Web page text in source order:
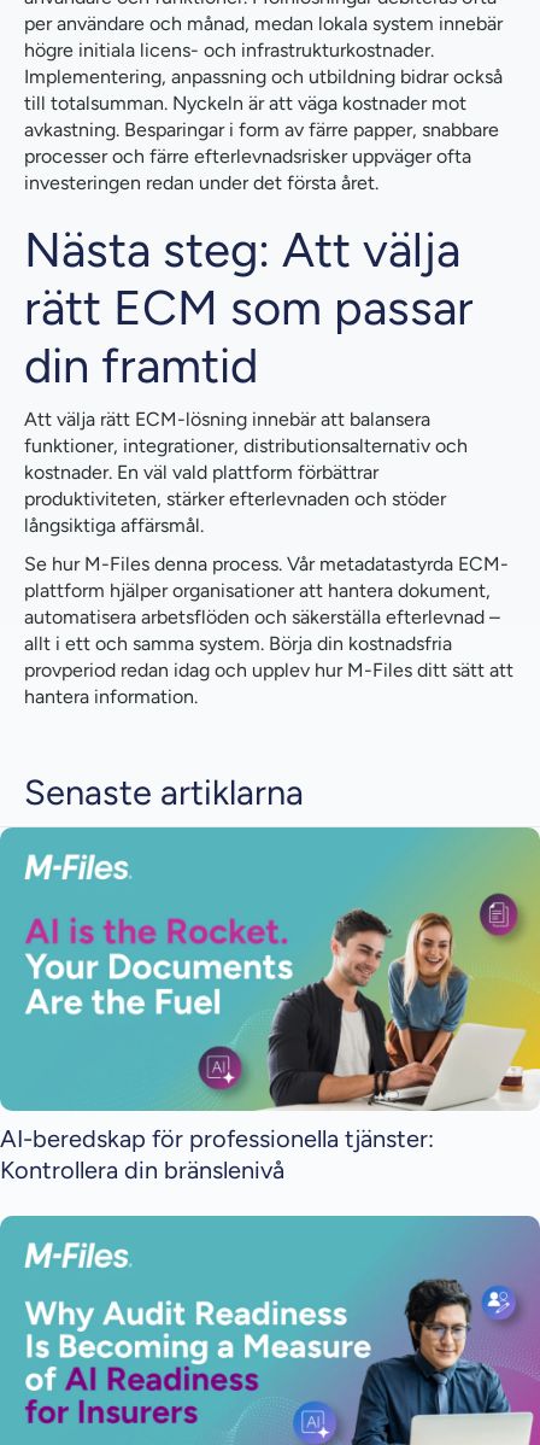
per användare och månad, medan lokala system innebär
högre initiala licens- och infrastrukturkostnader.
Implementering, anpassning och utbildning bidrar också
till totalsumman. Nyckeln är att väga kostnader mot
avkastning. Besparingar i form av färre papper, snabbare
processer och färre efterlevnadsrisker uppväger ofta
investeringen redan under det första året.
Nästa steg: Att välja
rätt ECM som passar
din framtid
Att välja rätt ECM-lösning innebär att balansera
funktioner, integrationer, distributionsalternativ och
kostnader. En väl vald plattform förbättrar
produktiviteten, stärker efterlevnaden och stöder
långsiktiga affärsmål.
Se hur M-Files denna process. Vår metadatastyrda ECM-
plattform hjälper organisationer att hantera dokument,
automatisera arbetsflöden och säkerställa efterlevnad –
allt i ett och samma system. Börja din kostnadsfria
provperiod redan idag och upplev hur M-Files ditt sätt att
hantera information.
Senaste artiklarna
AI-beredskap för professionella tjänster:
Kontrollera din bränslenivå